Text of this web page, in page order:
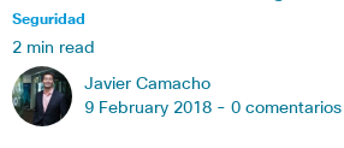
Seguridad
2 min read
Javier Camacho
9 February 2018 - 0 comentarios